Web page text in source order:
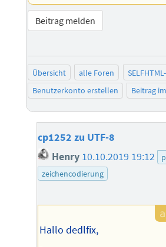
Beitrag melden
Übersicht alle Foren
Benutzerkonto erstellen
Beitrag
cp1252 zu UTF-8
Henry 10.10.2019 19:12
zeichencodierung
Hallo dedlfix,